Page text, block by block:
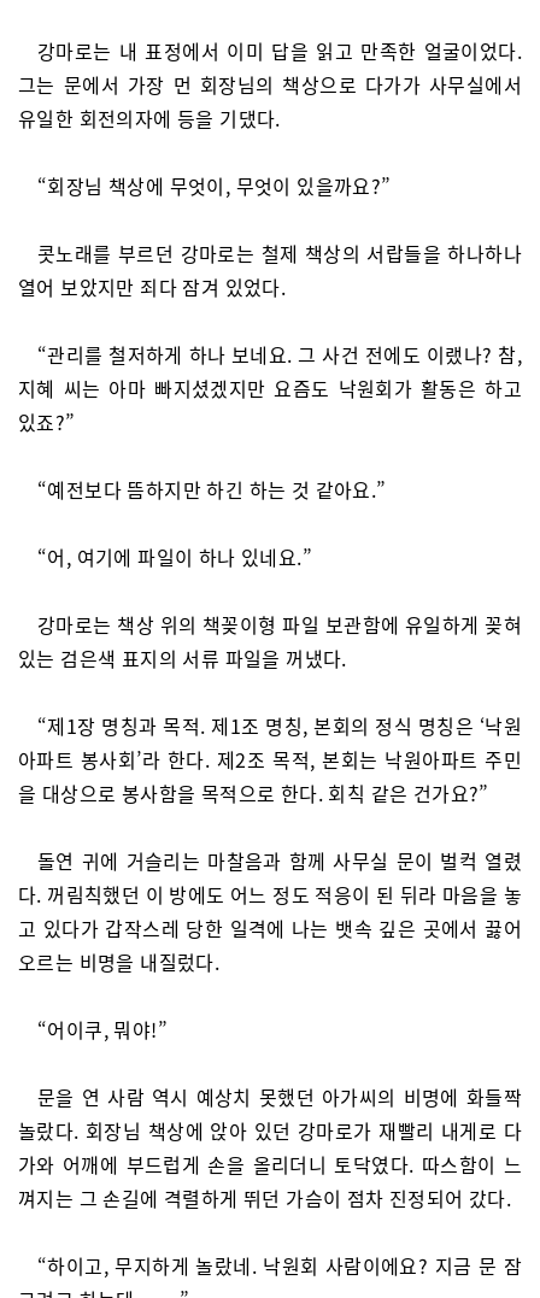
강마로는 내 표정에서 이미 답을 읽고 만족한 얼굴이었다.
그는 문에서 가장 먼 회장님의 책상으로 다가가 사무실에서
유일한 회전의자에 등을 기댔다.
“회장님 책상에 무엇이, 무엇이 있을까요?”
콧노래를 부르던 강마로는 철제 책상의 서랍들을 하나하나
열어 보았지만 죄다 잠겨 있었다.
“관리를 철저하게 하나 보네요. 그 사건 전에도 이랬나? 참,
지혜 씨는 아마 빠지셨겠지만 요즘도 낙원회가 활동은 하고
있죠?”
“예전보다 뜸하지만 하긴 하는 것 같아요.”
“어, 여기에 파일이 하나 있네요.”
강마로는 책상 위의 책꽂이형 파일 보관함에 유일하게 꽂혀
있는 검은색 표지의 서류 파일을 꺼냈다.
“제1장 명칭과 목적. 제1조 명칭, 본회의 정식 명칭은 ‘낙원
아파트 봉사회’라 한다. 제2조 목적, 본회는 낙원아파트 주민
을 대상으로 봉사함을 목적으로 한다. 회칙 같은 건가요?”
돌연 귀에 거슬리는 마찰음과 함께 사무실 문이 벌컥 열렸
다. 꺼림칙했던 이 방에도 어느 정도 적응이 된 뒤라 마음을 놓
고 있다가 갑작스레 당한 일격에 나는 뱃속 깊은 곳에서 끓어
오르는 비명을 내질렀다.
“어이쿠, 뭐야!”
문을 연 사람 역시 예상치 못했던 아가씨의 비명에 화들짝
놀랐다. 회장님 책상에 앉아 있던 강마로가 재빨리 내게로 다
가와 어깨에 부드럽게 손을 올리더니 토닥였다. 따스함이 느
껴지는 그 손길에 격렬하게 뛰던 가슴이 점차 진정되어 갔다.
“하이고, 무지하게 놀랐네. 낙원회 사람이에요? 지금 문 잠